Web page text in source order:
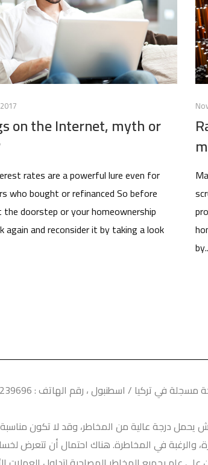
on the Internet, myth or
rates are a powerful lure even for
who bought or refinanced So before
doorstep or your homeownership
again and reconsider it by taking a look
يحمل درجة عالية من المخاطر، وقد لا تكون
والرغبة في المخاطرة. هناك احتمال أن تتعرض